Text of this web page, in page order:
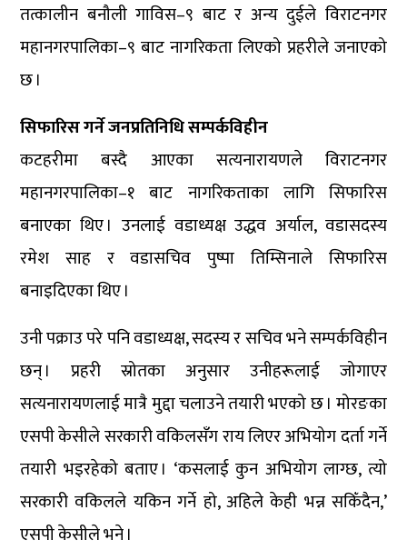
तत्कालीन बनौली गाविस–९ बाट र अन्य दुईले विराटनगर
महानगरपालिका–९ बाट नागरिकता लिएको प्रहरीले जनाएको
छ ।
सिफारिस गर्ने जनप्रतिनिधि सम्पर्कविहीन
कटहरीमा बस्दै आएका सत्यनारायणले विराटनगर
महानगरपालिका–१ बाट नागरिकताका लागि सिफारिस
बनाएका थिए । उनलाई वडाध्यक्ष उद्धव अर्याल, वडासदस्य
रमेश साह र वडासचिव पुष्पा तिम्सिनाले सिफारिस
बनाइदिएका थिए ।
उनी पक्राउ परे पनि वडाध्यक्ष, सदस्य र सचिव भने सम्पर्कविहीन
छन् । प्रहरी स्रोतका अनुसार उनीहरूलाई जोगाएर
सत्यनारायणलाई मात्रै मुद्दा चलाउने तयारी भएको छ । मोरङका
एसपी केसीले सरकारी वकिलसँग राय लिएर अभियोग दर्ता गर्ने
तयारी भइरहेको बताए । ‘कसलाई कुन अभियोग लाग्छ, त्यो
सरकारी वकिलले यकिन गर्ने हो, अहिले केही भन्न सकिँदैन,’
एसपी केसीले भने ।